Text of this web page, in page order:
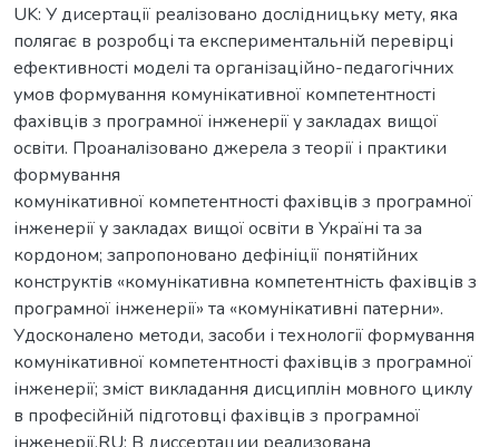
UK: У дисертації реалізовано дослідницьку мету, яка
полягає в розробці та експериментальній перевірці
ефективності моделі та організаційно-педагогічних
умов формування комунікативної компетентності
фахівців з програмної інженерії у закладах вищої
освіти. Проаналізовано джерела з теорії і практики
формування
комунікативної компетентності фахівців з програмної
інженерії у закладах вищої освіти в Україні та за
кордоном; запропоновано дефініції понятійних
конструктів «комунікативна компетентність фахівців з
програмної інженерії» та «комунікативні патерни».
Удосконалено методи, засоби і технології формування
комунікативної компетентності фахівців з програмної
інженерії; зміст викладання дисциплін мовного циклу
в професійній підготовці фахівців з програмної